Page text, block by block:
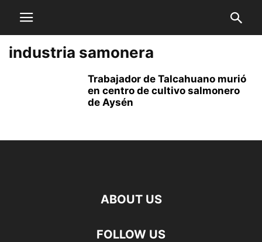
industria samonera
Trabajador de Talcahuano murió
en centro de cultivo salmonero
de Aysén
ABOUT US
FOLLOW US